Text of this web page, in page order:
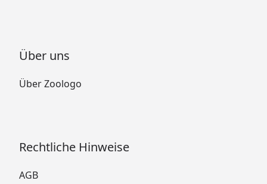
Über uns
Über Zoologo
Rechtliche Hinweise
AGB